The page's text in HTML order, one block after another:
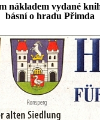
nákladem vydané
básní o hradu Přimda